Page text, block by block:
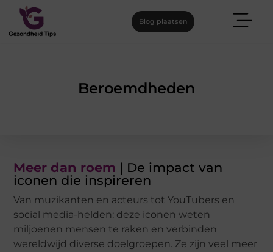
Blog plaatsen
Beroemdheden
Meer dan roem | De impact van
iconen die inspireren
Van muzikanten en acteurs tot YouTubers en
social media-helden: deze iconen weten
miljoenen mensen te raken en verbinden
wereldwijd diverse doelgroepen. Ze zijn veel meer